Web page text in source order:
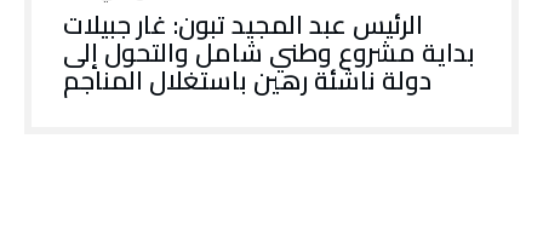
الرئيس عبد المجيد تبون: غار جبيلات
بداية مشروع وطني شامل والتحول إلى
دولة ناشئة رهين باستغلال المناجم